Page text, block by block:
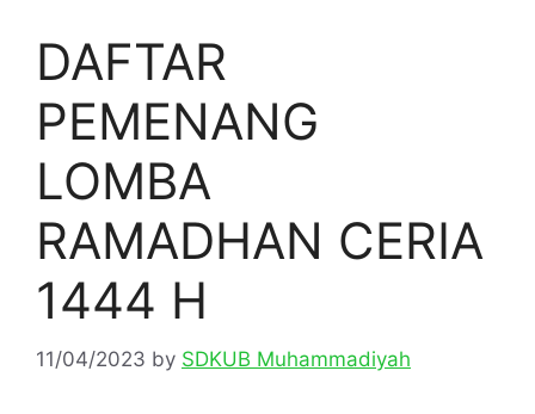
DAFTAR
PEMENANG
LOMBA
RAMADHAN CERIA
1444 H
11/04/2023 by SDKUB Muhammadiyah